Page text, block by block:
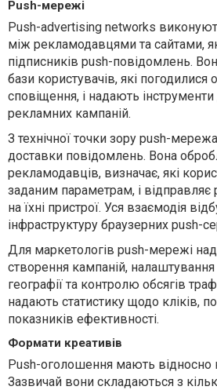
Push-мережі
Push-advertising networks
між рекламодавцями та сайтами,
підписників push-повідомлень.
бази користувачів, які погодилися
сповіщення, і надають
рекламних кампаній.
З технічної точки зору push-
доставки повідомлень. Вона
рекламодавців, визначає, які
заданим параметрам, і
на їхні пристрої. Уся взаємодія
інфраструктуру браузерних push-
Для маркетологів push-мережі
створення кампаній,
географії та контролю обсягів
надають статистику щодо кліків,
показників ефективності.
Формати креативів
Push-оголошення мають відносно
Зазвичай вони складаються з